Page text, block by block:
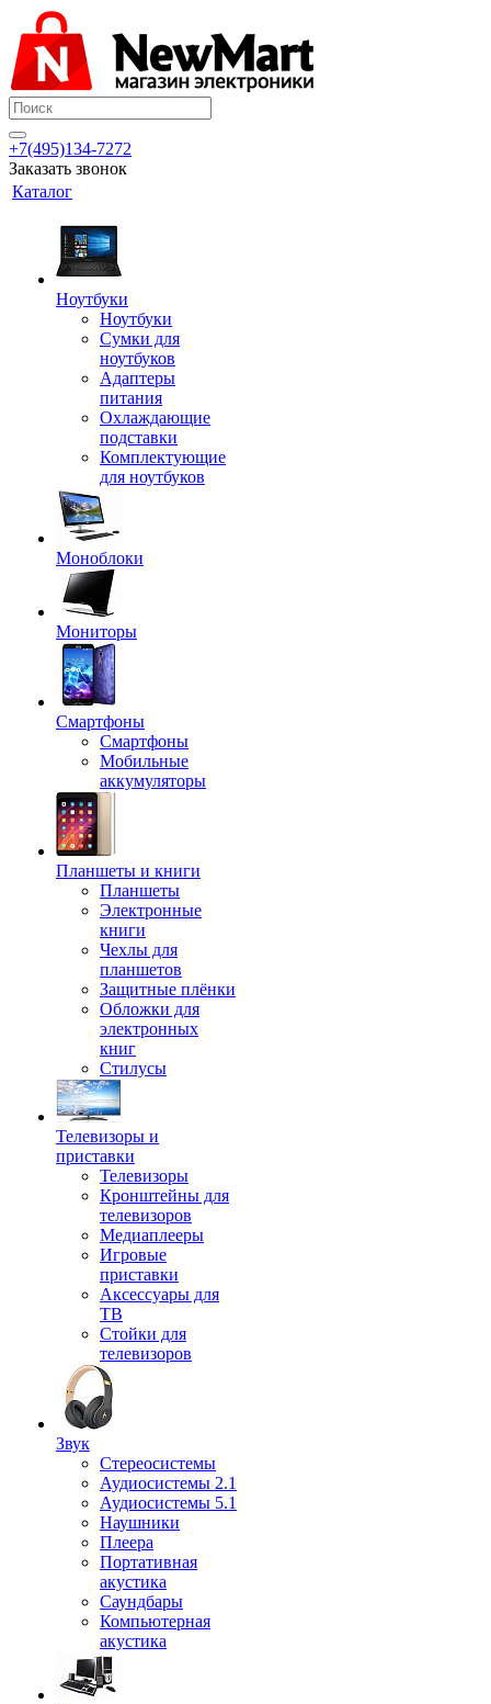
+7(495)134-7272
Заказать звонок
Каталог
Ноутбуки
Ноутбуки
Сумки для
ноутбуков
Адаптеры
питания
Охлаждающие
подставки
Комплектующие
для ноутбуков
Моноблоки
Мониторы
Смартфоны
Смартфоны
Мобильные
аккумуляторы
Планшеты и книги
Планшеты
Электронные
книги
Чехлы для
планшетов
Защитные плёнки
Обложки для
электронных
книг
Стилусы
Телевизоры и
приставки
Телевизоры
Кронштейны для
телевизоров
Медиаплееры
Игровые
приставки
Аксессуары для
ТВ
Стойки для
телевизоров
Звук
Стереосистемы
Аудиосистемы 2.1
Аудиосистемы 5.1
Наушники
Плеера
Портативная
акустика
Саундбары
Компьютерная
акустика